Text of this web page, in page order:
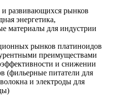
развивающихся рынков
энергетика,
материалы для индустрии
рынков платиноидов
преимуществами
и снижении
(фильерные питатели для
и электроды для